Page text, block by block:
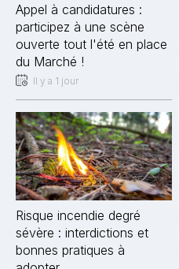
Appel à candidatures :
participez à une scène
ouverte tout l'été en place
du Marché !
Il y a 1 jour
Risque incendie degré
sévère : interdictions et
bonnes pratiques à